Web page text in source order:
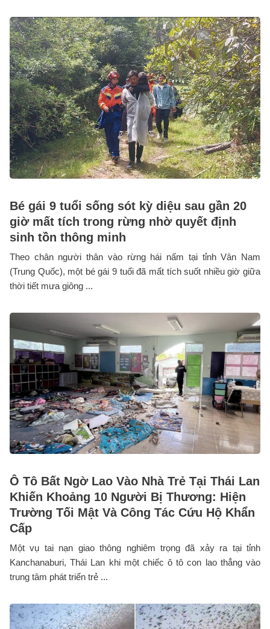
Bé gái 9 tuổi sống sót kỳ diệu sau gần 20
giờ mất tích trong rừng nhờ quyết định
sinh tồn thông minh
Theo chân người thân vào rừng hái nấm tại tỉnh Vân Nam
(Trung Quốc), một bé gái 9 tuổi đã mất tích suốt nhiều giờ giữa
thời tiết mưa giông ...
Ô Tô Bất Ngờ Lao Vào Nhà Trẻ Tại Thái Lan
Khiến Khoảng 10 Người Bị Thương: Hiện
Trường Tối Mật Và Công Tác Cứu Hộ Khẩn
Cấp
Một vụ tai nạn giao thông nghiêm trọng đã xảy ra tại tỉnh
Kanchanaburi, Thái Lan khi một chiếc ô tô con lao thẳng vào
trung tâm phát triển trẻ ...